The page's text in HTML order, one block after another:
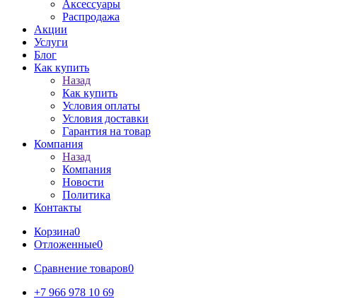
Аксессуары
Распродажа
Акции
Услуги
Блог
Как купить
Назад
Как купить
Условия оплаты
Условия доставки
Гарантия на товар
Компания
Назад
Компания
Новости
Политика
Контакты
Корзина0
Отложенные0
Сравнение товаров0
+7 966 978 10 69